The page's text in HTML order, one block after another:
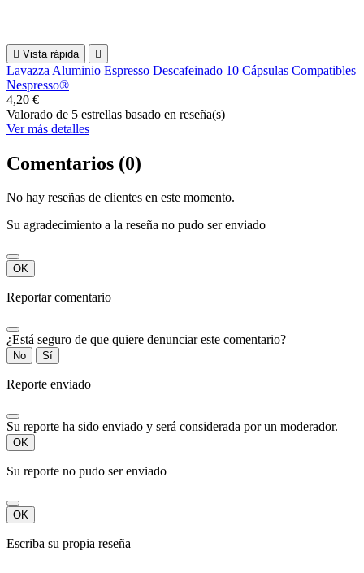
 Vista rápida 
Lavazza Aluminio Espresso Descafeinado 10 Cápsulas Compatibles
Nespresso®
4,20 €
Valorado de 5 estrellas basado en reseña(s)
Ver más detalles
Comentarios (0)
No hay reseñas de clientes en este momento.
Su agradecimiento a la reseña no pudo ser enviado
OK
Reportar comentario
¿Está seguro de que quiere denunciar este comentario?
No Sí
Reporte enviado
Su reporte ha sido enviado y será considerada por un moderador.
OK
Su reporte no pudo ser enviado
OK
Escriba su propia reseña